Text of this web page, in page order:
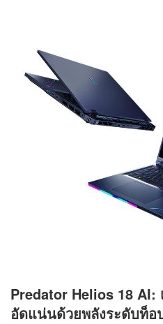
Predator Helios 18 AI:
อัดแน่นด้วยพลังระดับท็อ